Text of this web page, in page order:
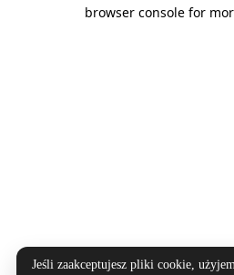
browser console for
Jeśli zaakceptujesz pliki cookie,